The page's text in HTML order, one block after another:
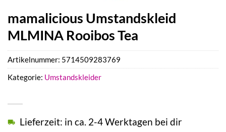
mamalicious Umstandskleid
MLMINA Rooibos Tea
Lieferzeit: in ca. 2-4 Werktagen bei dir
Artikelnummer: 5714509283769
Kategorie: Umstandskleider